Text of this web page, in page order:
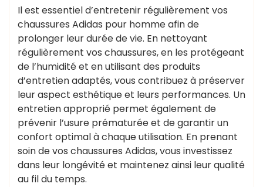
Il est essentiel d’entretenir régulièrement vos
chaussures Adidas pour homme afin de
prolonger leur durée de vie. En nettoyant
régulièrement vos chaussures, en les protégeant
de l’humidité et en utilisant des produits
d’entretien adaptés, vous contribuez à préserver
leur aspect esthétique et leurs performances. Un
entretien approprié permet également de
prévenir l’usure prématurée et de garantir un
confort optimal à chaque utilisation. En prenant
soin de vos chaussures Adidas, vous investissez
dans leur longévité et maintenez ainsi leur qualité
au fil du temps.